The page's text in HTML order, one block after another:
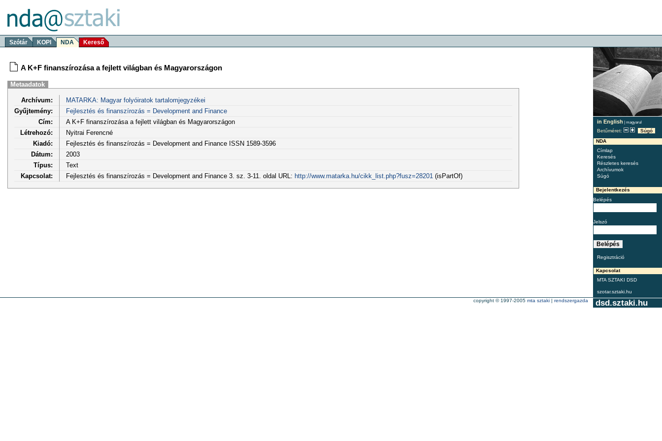
Szótár KOPI NDA Kereső
in English | magyarul
Betűméret:
Súgó
NDA
Címlap
Keresés
Részletes keresés
Archívumok
Súgó
Bejelentkezés
Belépés
Jelszó
Regisztráció
Kapcsolat
MTA SZTAKI DSD
szotar.sztaki.hu
A K+F finanszírozása a fejlett világban és Magyarországon
Metaadatok
Archívum:
MATARKA: Magyar folyóiratok tartalomjegyzékei
Gyűjtemény:
Fejlesztés és finanszírozás = Development and Finance
Cím:
A K+F finanszírozása a fejlett világban és Magyarországon
Létrehozó:
Nyitrai Ferencné
Kiadó:
Fejlesztés és finanszírozás = Development and Finance ISSN 1589-3596
Dátum:
2003
Típus:
Text
Kapcsolat:
Fejlesztés és finanszírozás = Development and Finance 3. sz. 3-11. oldal URL: http://www.matarka.hu/cikk_list.php?fusz=28201 (isPartOf)
dsd.sztaki.hu
copyright © 1997-2005 mta sztaki | rendszergazda